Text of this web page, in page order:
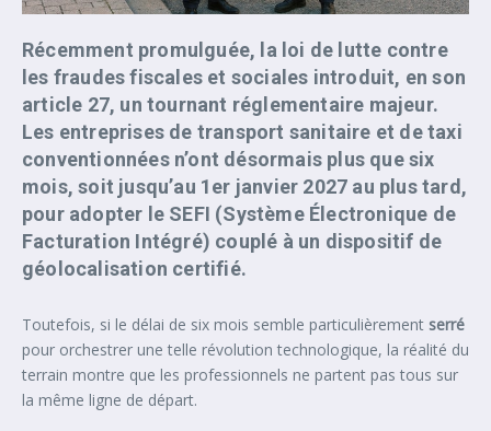
Récemment promulguée, la loi de lutte contre
les fraudes fiscales et sociales introduit, en son
article 27, un tournant réglementaire majeur.
Les entreprises de transport sanitaire et de taxi
conventionnées n’ont désormais plus que six
mois, soit jusqu’au 1er janvier 2027 au plus tard,
pour adopter le SEFI (Système Électronique de
Facturation Intégré) couplé à un dispositif de
géolocalisation certifié.
Toutefois, si le délai de six mois semble particulièrement serré
pour orchestrer une telle révolution technologique, la réalité du
terrain montre que les professionnels ne partent pas tous sur
la même ligne de départ.